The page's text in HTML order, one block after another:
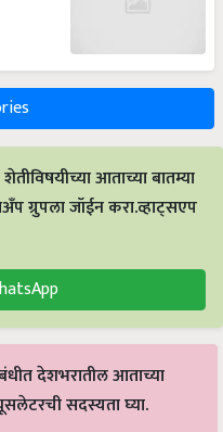
आताच्या बातम्या
ग्रुपला जॉईन करा.व्हाट्सएप
देशभरातील आताच्या
सदस्यता घ्या.